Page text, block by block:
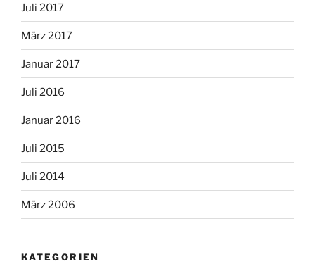
Juli 2017
März 2017
Januar 2017
Juli 2016
Januar 2016
Juli 2015
Juli 2014
März 2006
KATEGORIEN